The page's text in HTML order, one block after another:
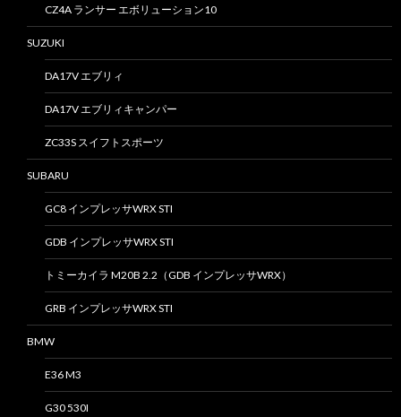
CZ4A ランサー エボリューション10
SUZUKI
DA17V エブリィ
DA17V エブリィキャンパー
ZC33S スイフトスポーツ
SUBARU
GC8 インプレッサWRX STI
GDB インプレッサWRX STI
トミーカイラ M20B 2.2（GDB インプレッサWRX）
GRB インプレッサWRX STI
BMW
E36 M3
G30 530I